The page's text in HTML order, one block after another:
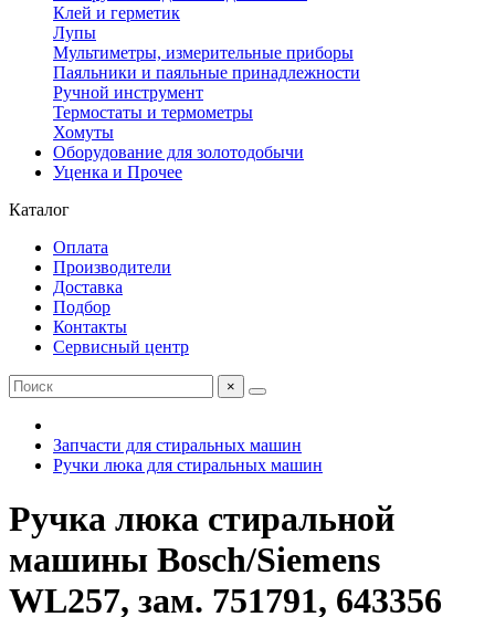
Клей и герметик
Лупы
Мультиметры, измерительные приборы
Паяльники и паяльные принадлежности
Ручной инструмент
Термостаты и термометры
Хомуты
Оборудование для золотодобычи
Уценка и Прочее
Каталог
Оплата
Производители
Доставка
Подбор
Контакты
Сервисный центр
×
Запчасти для стиральных машин
Ручки люка для стиральных машин
Ручка люка стиральной
машины Bosch/Siemens
WL257, зам. 751791, 643356